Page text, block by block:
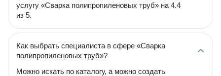
услугу «Сварка полипропиленовых труб» на 4.4
из 5.
Как выбрать специалиста в сфере «Сварка
полипропиленовых труб»?
Можно искать по каталогу, а можно создать